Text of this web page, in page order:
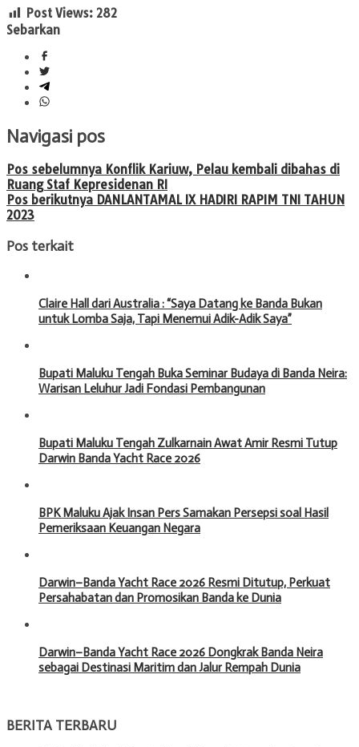
Post Views: 282
Sebarkan
Navigasi pos
Pos sebelumnya Konflik Kariuw, Pelau kembali dibahas di
Ruang Staf Kepresidenan RI
Pos berikutnya DANLANTAMAL IX HADIRI RAPIM TNI TAHUN
2023
Pos terkait
Claire Hall dari Australia : “Saya Datang ke Banda Bukan
untuk Lomba Saja, Tapi Menemui Adik-Adik Saya”
Bupati Maluku Tengah Buka Seminar Budaya di Banda Neira:
Warisan Leluhur Jadi Fondasi Pembangunan
Bupati Maluku Tengah Zulkarnain Awat Amir Resmi Tutup
Darwin Banda Yacht Race 2026
BPK Maluku Ajak Insan Pers Samakan Persepsi soal Hasil
Pemeriksaan Keuangan Negara
Darwin–Banda Yacht Race 2026 Resmi Ditutup, Perkuat
Persahabatan dan Promosikan Banda ke Dunia
Darwin–Banda Yacht Race 2026 Dongkrak Banda Neira
sebagai Destinasi Maritim dan Jalur Rempah Dunia
BERITA TERBARU